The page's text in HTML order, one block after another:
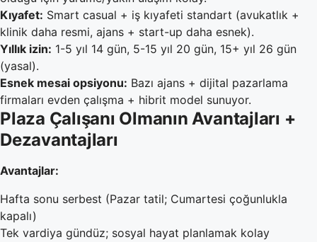
Kıyafet: Smart casual + iş kıyafeti standart (avukatlık +
klinik daha resmi, ajans + start-up daha esnek).
Yıllık izin: 1-5 yıl 14 gün, 5-15 yıl 20 gün, 15+ yıl 26 gün
(yasal).
Esnek mesai opsiyonu: Bazı ajans + dijital pazarlama
firmaları evden çalışma + hibrit model sunuyor.
Plaza Çalışanı Olmanın Avantajları +
Dezavantajları
Avantajlar:
Hafta sonu serbest (Pazar tatil; Cumartesi çoğunlukla
kapalı)
Tek vardiya gündüz; sosyal hayat planlamak kolay